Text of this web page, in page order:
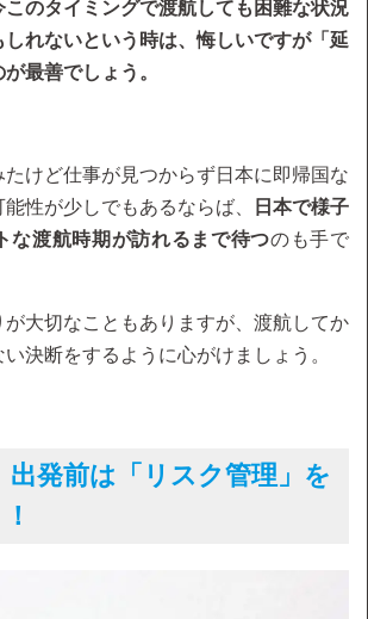
のタイミングで渡航しても困難な状況
れないという時は、悔しいですが「延
最善でしょう。
けど仕事が見つからず日本に即帰国な
性が少しでもあるならば、
日本で様子
な渡航時期が訪れるまで待つのも手で
が大切なこともありますが、渡航してか
決断をするように心がけましょう。
出発前は「リスク管理」を